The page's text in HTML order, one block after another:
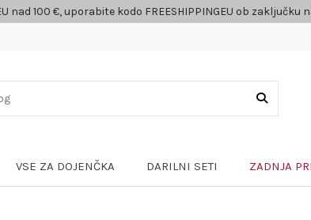
nad 100 €, uporabite kodo FREESHIPPINGEU ob zaključku
VSE ZA DOJENČKA DARILNI SETI ZADNJA